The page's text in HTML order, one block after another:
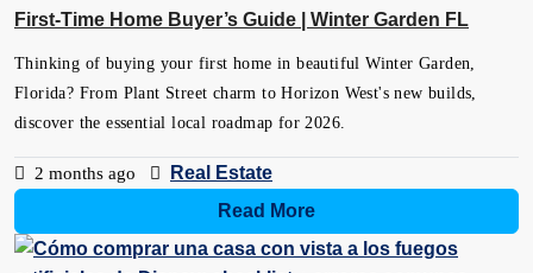
First-Time Home Buyer’s Guide | Winter Garden FL
Thinking of buying your first home in beautiful Winter Garden,
Florida? From Plant Street charm to Horizon West's new builds,
discover the essential local roadmap for 2026.
2 months ago
Real Estate
Read More